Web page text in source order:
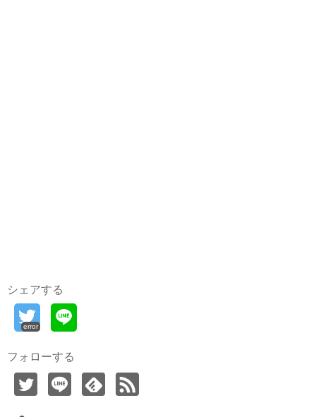
シェアする
error
フォローする